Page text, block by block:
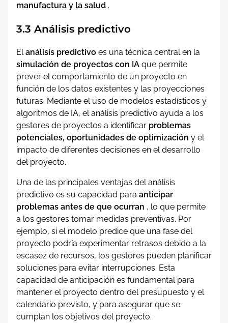
manufactura y la salud .
3.3 Análisis predictivo
Elanálisis predictivo es una técnica central en la
simulación de proyectos con IA que permite
prever el comportamiento de un proyecto en
función de los datos existentes y las proyecciones
futuras. Mediante el uso de modelos estadísticos y
algoritmos de IA, el análisis predictivo ayuda a los
gestores de proyectos a identificar problemas
potenciales, oportunidades de optimización y el
impacto de diferentes decisiones en el desarrollo
del proyecto.
Una de las principales ventajas del análisis
predictivo es su capacidad para anticipar
problemas antes de que ocurran , lo que permite
a los gestores tomar medidas preventivas. Por
ejemplo, si el modelo predice que una fase del
proyecto podría experimentar retrasos debido a la
escasez de recursos, los gestores pueden planificar
soluciones para evitar interrupciones. Esta
capacidad de anticipación es fundamental para
mantener el proyecto dentro del presupuesto y el
calendario previsto, y para asegurar que se
cumplan los objetivos del proyecto.